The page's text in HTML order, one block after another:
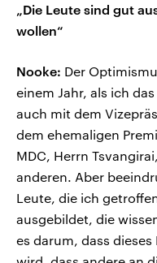
„Die Leute sind gut
wollen“
Nooke: Der
einem Jahr, als ich
auch mit dem
dem ehemaligen
MDC, Herrn
anderen. Aber
Leute, die ich
ausgebildet, die
es darum, dass